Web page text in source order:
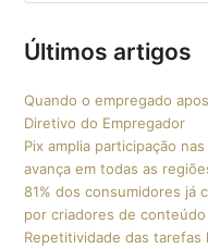
Últimos artigos
Quando o empregado
Diretivo do Empregador
Pix amplia participação
avança em todas as
81% dos consumidores já
por criadores de conteúdo
Repetitividade das